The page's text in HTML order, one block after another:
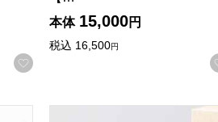
お気に入りに登録する
本体 15,000円
税込 16,500円
ンブラー2Pcs [YJ1107]【年間ギフト
漆磨シリーズ 和然檀 ビアカ